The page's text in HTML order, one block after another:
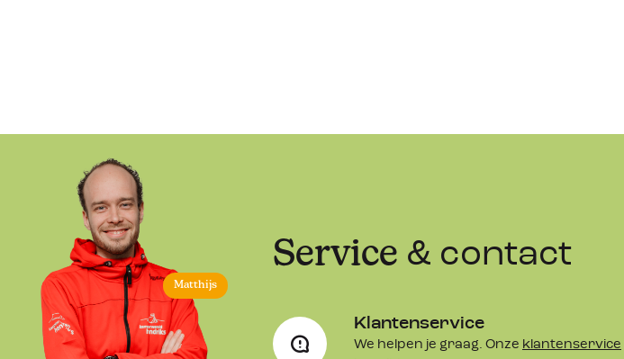
Stijlvolle uitstraling die bij elke outfit past
Dubbel v-vormig profielpatroon
Flexibele zool voor natuurlijke beweging en comfort
"Zero drop" hak
Matthijs
Service & contact
Klantenservice
We helpen je graag. Onze klantenservice